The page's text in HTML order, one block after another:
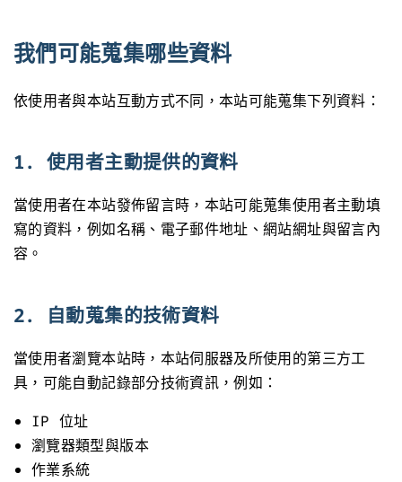
我們可能蒐集哪些資料
依使用者與本站互動方式不同，本站可能蒐集下列資料：
1. 使用者主動提供的資料
當使用者在本站發佈留言時，本站可能蒐集使用者主動填
寫的資料，例如名稱、電子郵件地址、網站網址與留言內
容。
2. 自動蒐集的技術資料
當使用者瀏覽本站時，本站伺服器及所使用的第三方工
具，可能自動記錄部分技術資訊，例如：
IP 位址
瀏覽器類型與版本
作業系統